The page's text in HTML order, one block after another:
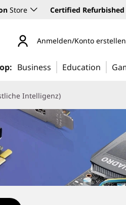
Store Certified Refurbished
Anmelden/Konto erstellen
Business Education
Intelligenz)